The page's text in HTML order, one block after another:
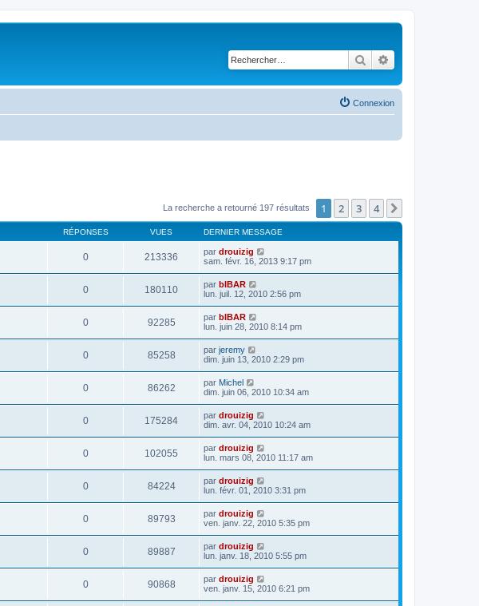
Rechercher
Connexion
La recherche a retourné 197 résultats 1 2 3 4
RÉPONSES VUES DERNIER MESSAGE
0 213336 par drouizig
sam. févr. 16, 2013 9:17 pm
0 180110 par bIBAR
lun. juil. 12, 2010 2:56 pm
0 92285 par bIBAR
lun. juin 28, 2010 8:14 pm
0 85258 par jeremy
dim. juin 13, 2010 2:29 pm
0 86262 par Michel
dim. juin 06, 2010 10:34 am
0 175284 par drouizig
dim. avr. 04, 2010 10:24 am
0 102055 par drouizig
lun. mars 08, 2010 11:17 am
0 84224 par drouizig
lun. févr. 01, 2010 3:31 pm
0 89793 par drouizig
ven. janv. 22, 2010 5:35 pm
0 89887 par drouizig
lun. janv. 18, 2010 5:55 pm
0 90868 par drouizig
ven. janv. 15, 2010 6:21 pm